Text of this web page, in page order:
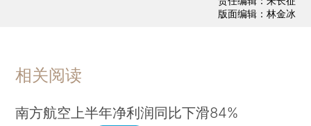
版面编辑：林金冰
相关阅读
南方航空上半年净利润同比下滑84%